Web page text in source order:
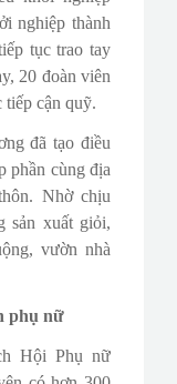
nghiệp thành
tục trao tay
20 đoàn viên
tiếp cận quỹ.
đã tạo điều
phần cùng địa
Nhờ chịu
sản xuất giỏi,
vườn nhà
phụ nữ
Hội Phụ nữ